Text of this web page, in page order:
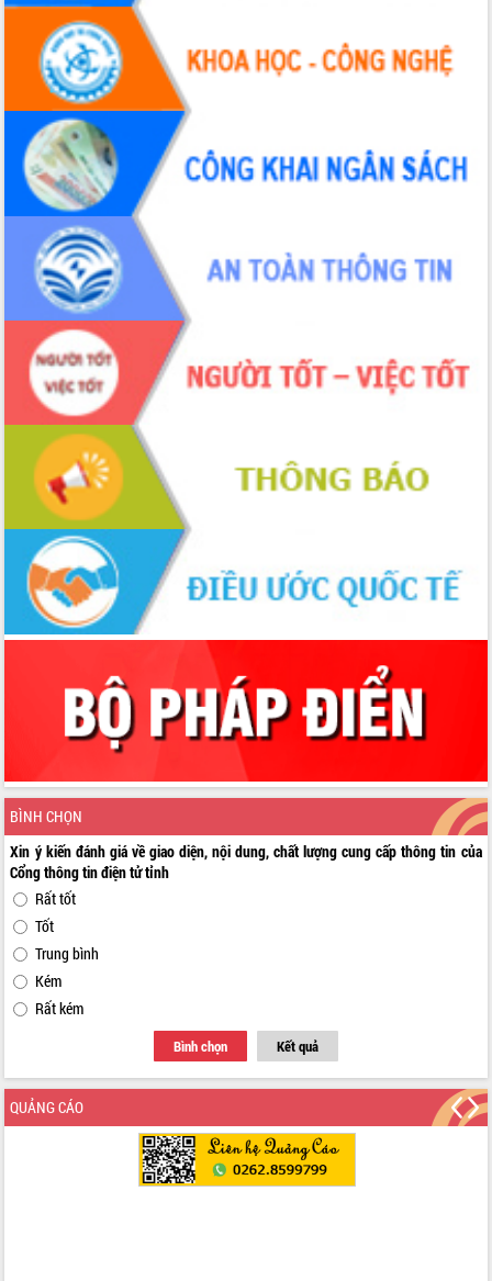
BÌNH CHỌN
Xin ý kiến đánh giá về giao diện, nội dung, chất lượng cung cấp thông tin của
Cổng thông tin điện tử tỉnh
Rất tốt
Tốt
Trung bình
Kém
Rất kém
Bình chọn Kết quả
QUẢNG CÁO